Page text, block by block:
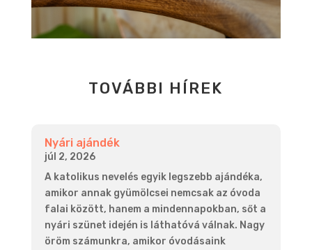
TOVÁBBI HÍREK
Nyári ajándék
júl 2, 2026
A katolikus nevelés egyik legszebb ajándéka,
amikor annak gyümölcsei nemcsak az óvoda
falai között, hanem a mindennapokban, sőt a
nyári szünet idején is láthatóvá válnak. Nagy
öröm számunkra, amikor óvodásaink